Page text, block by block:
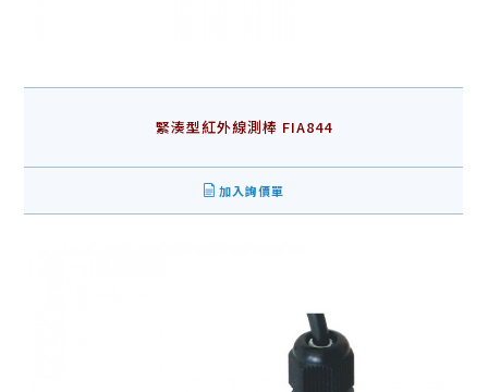
緊湊型紅外線測棒 FIA844
加入詢價單